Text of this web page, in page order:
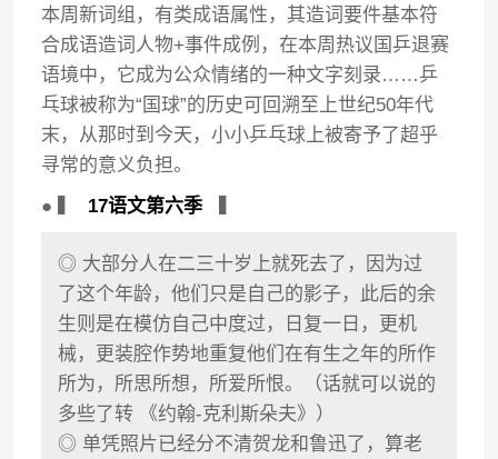
本周新词组，有类成语属性，其造词要件基本符
合成语造词人物+事件成例，在本周热议国乒退赛
语境中，它成为公众情绪的一种文字刻录……乒
乓球被称为“国球”的历史可回溯至上世纪50年代
末，从那时到今天，小小乒乓球上被寄予了超乎
寻常的意义负担。
● ▍
17语文第六季
◎ 大部分人在二三十岁上就死去了，因为过
了这个年龄，他们只是自己的影子，此后的余
生则是在模仿自己中度过，日复一日，更机
械，更装腔作势地重复他们在有生之年的所作
所为，所思所想，所爱所恨。（话就可以说的
多些了转 《约翰-克利斯朵夫》）
◎ 单凭照片已经分不清贺龙和鲁迅了，算老